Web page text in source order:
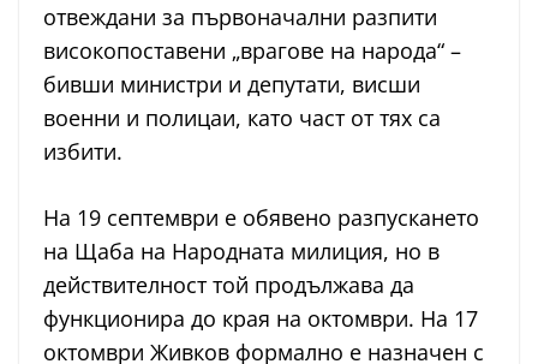
отвеждани за първоначални разпити
високопоставени „врагове на народа“ –
бивши министри и депутати, висши
военни и полицаи, като част от тях са
избити.
На 19 септември е обявено разпускането
на Щаба на Народната милиция, но в
действителност той продължава да
функционира до края на октомври. На 17
октомври Живков формално е назначен с